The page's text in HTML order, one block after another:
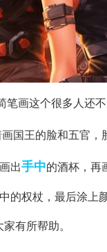
笔画这个很多人还
国王的脸和五官，
出手中的酒杯，再
的权杖，最后涂上
有所帮助。